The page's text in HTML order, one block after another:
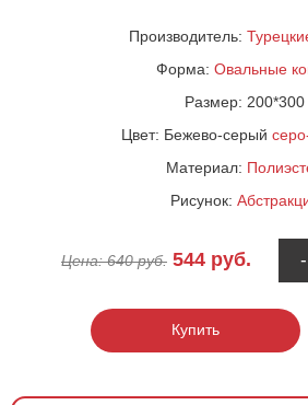
Производитель:
Форма: Овальные
Размер: 200*300
Цвет: Бежево-серый
Материал:
Рисунок:
Цена:640руб. 544 руб. -
Купить